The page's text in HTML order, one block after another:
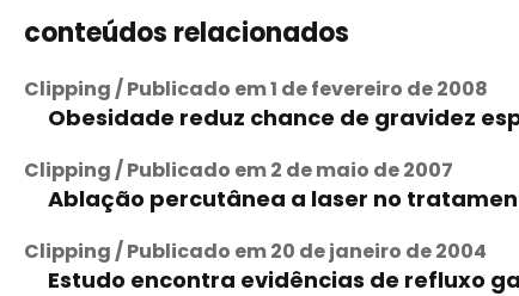
conteúdos relacionados
Clipping / Publicado em 1 de fevereiro de 2008
Obesidade reduz chance de gravidez
Clipping / Publicado em 2 de maio de 2007
Ablação percutânea a laser no
Clipping / Publicado em 20 de janeiro de 2004
Estudo encontra evidências de refluxo